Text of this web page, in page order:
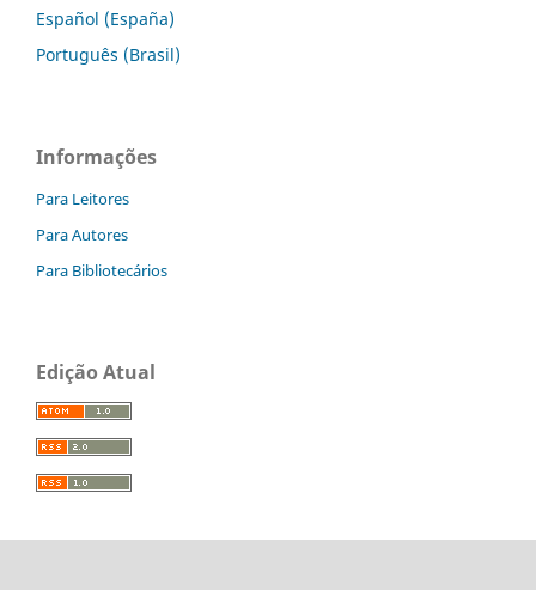
Español (España)
Português (Brasil)
Informações
Para Leitores
Para Autores
Para Bibliotecários
Edição Atual